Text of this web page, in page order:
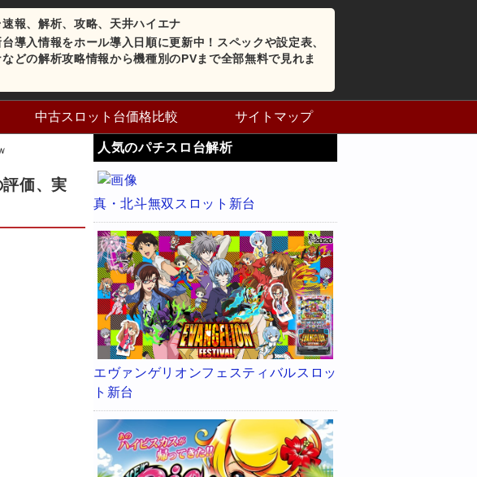
報、解析、攻略、天井ハイエナ
導入情報をホール導入日順に更新中！スペックや設定表、
どの解析攻略情報から機種別のPVまで全部無料で見れま
中古スロット台価格比較 サイトマップ
価、実
人気のパチスロ台解析
真・北斗無双スロット新台
エヴァンゲリオンフェスティバルスロッ
ト新台